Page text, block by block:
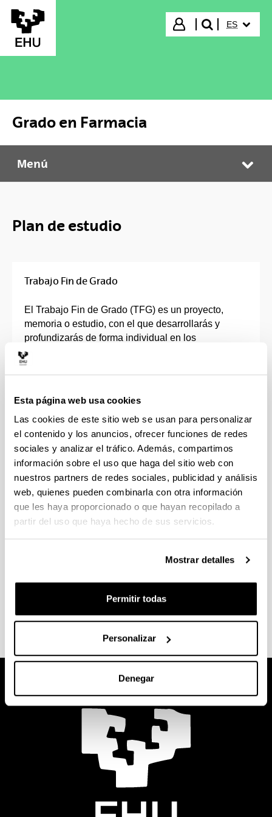
Esta página web usa cookies
Las cookies de este sitio web se usan para personalizar
el contenido y los anuncios, ofrecer funciones de redes
sociales y analizar el tráfico. Además, compartimos
información sobre el uso que haga del sitio web con
nuestros partners de redes sociales, publicidad y análisis
web, quienes pueden combinarla con otra información
que les haya proporcionado o que hayan recopilado a
partir del uso que haya hecho de sus servicios.
Mostrar detalles
Permitir todas
Personalizar
Denegar
Saltar al contenido principal
Iniciar sesión
buscar"
ES
Grado en Farmacia
Grado en Farmacia
Menú
Plan de estudio
Trabajo Fin de Grado
El Trabajo Fin de Grado (TFG) es un proyecto,
memoria o estudio, con el que desarrollarás y
profundizarás de forma individual en los
contenidos, capacidades, competencias y
habilidades adquiridas en tu grado.
Deberá ser un trabajo original, dónde pondrás en
práctica y se evaluarán todas las competencias que
has ido adquiriendo durante el Grado.
Tendrás un director o directora que te orientará en
la elección de la línea de investigación y que
supervisará tu trabajo.
El TFG consta de entre 6 y 30 créditos, en función
de las características de cada Grado, que se
en la web de tu centro.